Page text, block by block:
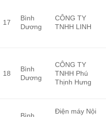
17
Bình
Dương
CÔNG TY
TNHH LINH
18
Bình
Dương
CÔNG TY
TNHH Phú
Thịnh Hưng
Bình
Điện máy Nội